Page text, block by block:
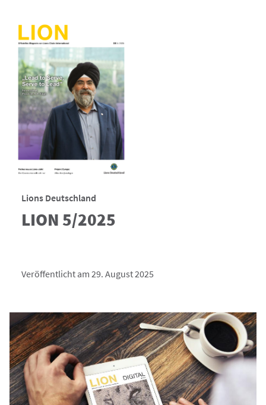
Lions Deutschland
LION 5/2025
Veröffentlicht am 29. August 2025